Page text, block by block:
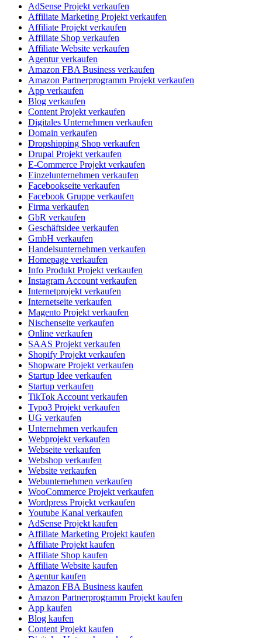
AdSense Projekt verkaufen
Affiliate Marketing Projekt verkaufen
Affiliate Projekt verkaufen
Affiliate Shop verkaufen
Affiliate Website verkaufen
Agentur verkaufen
Amazon FBA Business verkaufen
Amazon Partnerprogramm Projekt verkaufen
App verkaufen
Blog verkaufen
Content Projekt verkaufen
Digitales Unternehmen verkaufen
Domain verkaufen
Dropshipping Shop verkaufen
Drupal Projekt verkaufen
E-Commerce Projekt verkaufen
Einzelunternehmen verkaufen
Facebookseite verkaufen
Facebook Gruppe verkaufen
Firma verkaufen
GbR verkaufen
Geschäftsidee verkaufen
GmbH verkaufen
Handelsunternehmen verkaufen
Homepage verkaufen
Info Produkt Projekt verkaufen
Instagram Account verkaufen
Internetprojekt verkaufen
Internetseite verkaufen
Magento Projekt verkaufen
Nischenseite verkaufen
Online verkaufen
SAAS Projekt verkaufen
Shopify Projekt verkaufen
Shopware Projekt verkaufen
Startup Idee verkaufen
Startup verkaufen
TikTok Account verkaufen
Typo3 Projekt verkaufen
UG verkaufen
Unternehmen verkaufen
Webprojekt verkaufen
Webseite verkaufen
Webshop verkaufen
Website verkaufen
Webunternehmen verkaufen
WooCommerce Projekt verkaufen
Wordpress Projekt verkaufen
Youtube Kanal verkaufen
AdSense Projekt kaufen
Affiliate Marketing Projekt kaufen
Affiliate Projekt kaufen
Affiliate Shop kaufen
Affiliate Website kaufen
Agentur kaufen
Amazon FBA Business kaufen
Amazon Partnerprogramm Projekt kaufen
App kaufen
Blog kaufen
Content Projekt kaufen